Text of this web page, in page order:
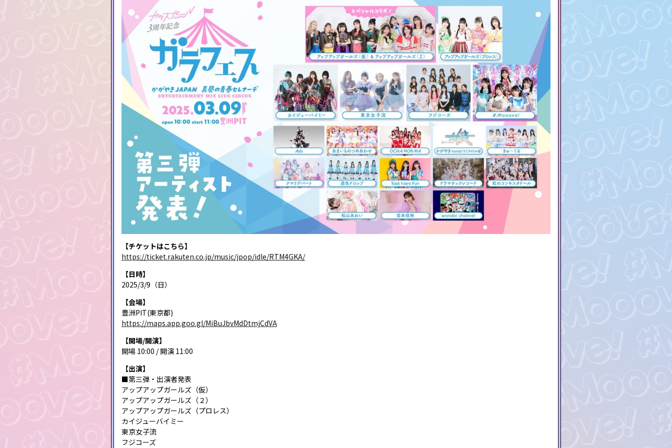
【チケットはこちら】
https://ticket.rakuten.co.jp/music/jpop/idle/RTM4GKA/
【日時】
2025/3/9（日）
【会場】
豊洲PIT(東京都)
https://maps.app.goo.gl/MiBuJbvMdDtmjCdVA
【開場/開演】
開場 10:00 / 開演 11:00
【出演】
■第三弾・出演者発表
アップアップガールズ（仮）
アップアップガールズ（２）
アップアップガールズ（プロレス）
カイジューバイミー
東京女子流
フジコーズ